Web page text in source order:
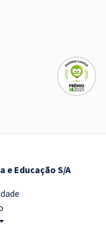
e Educação S/A